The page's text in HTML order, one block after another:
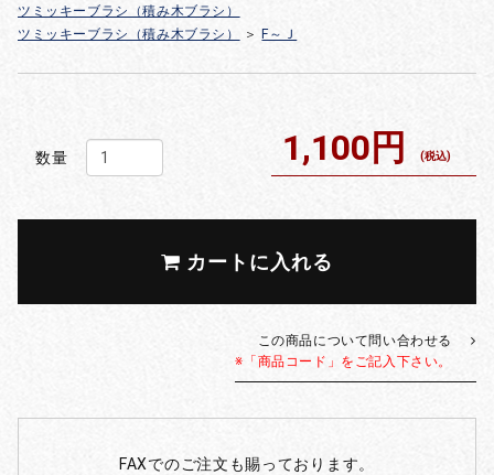
ツミッキーブラシ（積み木ブラシ）
ツミッキーブラシ（積み木ブラシ）
＞ F～Ｊ
数量 1,100円 (税込)
カートに入れる
この商品について問い合わせる
※「商品コード」をご記入下さい。
FAXでのご注文も賜っております。